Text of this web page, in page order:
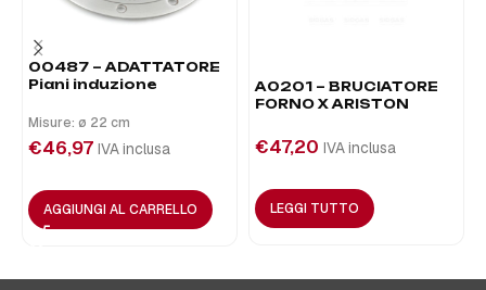
00487 – ADATTATORE
Piani induzione
Misure: ø 22 cm
€46,97 IVA inclusa
AGGIUNGI AL CARRELLO
A0201 – BRUCIATORE
FORNO X ARISTON
€47,20 IVA inclusa
LEGGI TUTTO